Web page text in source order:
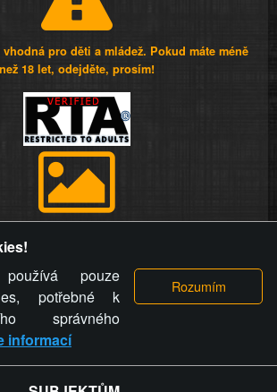
pro děti a mládež. Pokud máte méně
než 18 let, odejděte, prosím!
Osoba, které se toto opatření provozovatele
která umístila fotografii nebo video na
z důvodu odstranění fotografie, videa nebo
výše uvedenou okolnost uplatnit vůči
žádný nárok na náhradu škody nebo
nemajetkové újmy.
pouze
potřebné k
správného
informací